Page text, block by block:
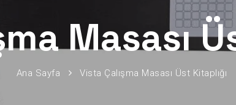
Masası
Ana Sayfa Vista Çalışma Masası Üst Kitaplığı